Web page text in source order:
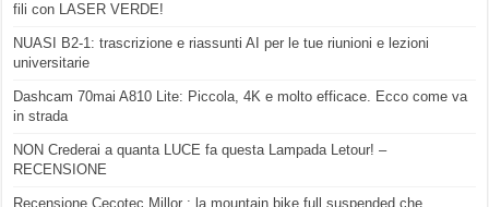
fili con LASER VERDE!
NUASI B2-1: trascrizione e riassunti AI per le tue riunioni e lezioni
universitarie
Dashcam 70mai A810 Lite: Piccola, 4K e molto efficace. Ecco come va
in strada
NON Crederai a quanta LUCE fa questa Lampada Letour! –
RECENSIONE
Recensione Cecotec Millor : la mountain bike full suspended che